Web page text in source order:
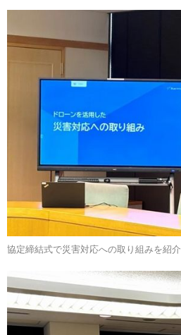
協定締結式で災害対応への取り組みを紹介